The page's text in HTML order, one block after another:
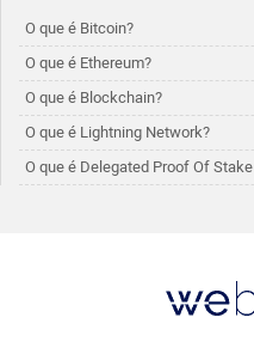
O que é Bitcoin?
O que é Ethereum?
O que é Blockchain?
O que é Lightning Network?
O que é Delegated Proof Of Stake